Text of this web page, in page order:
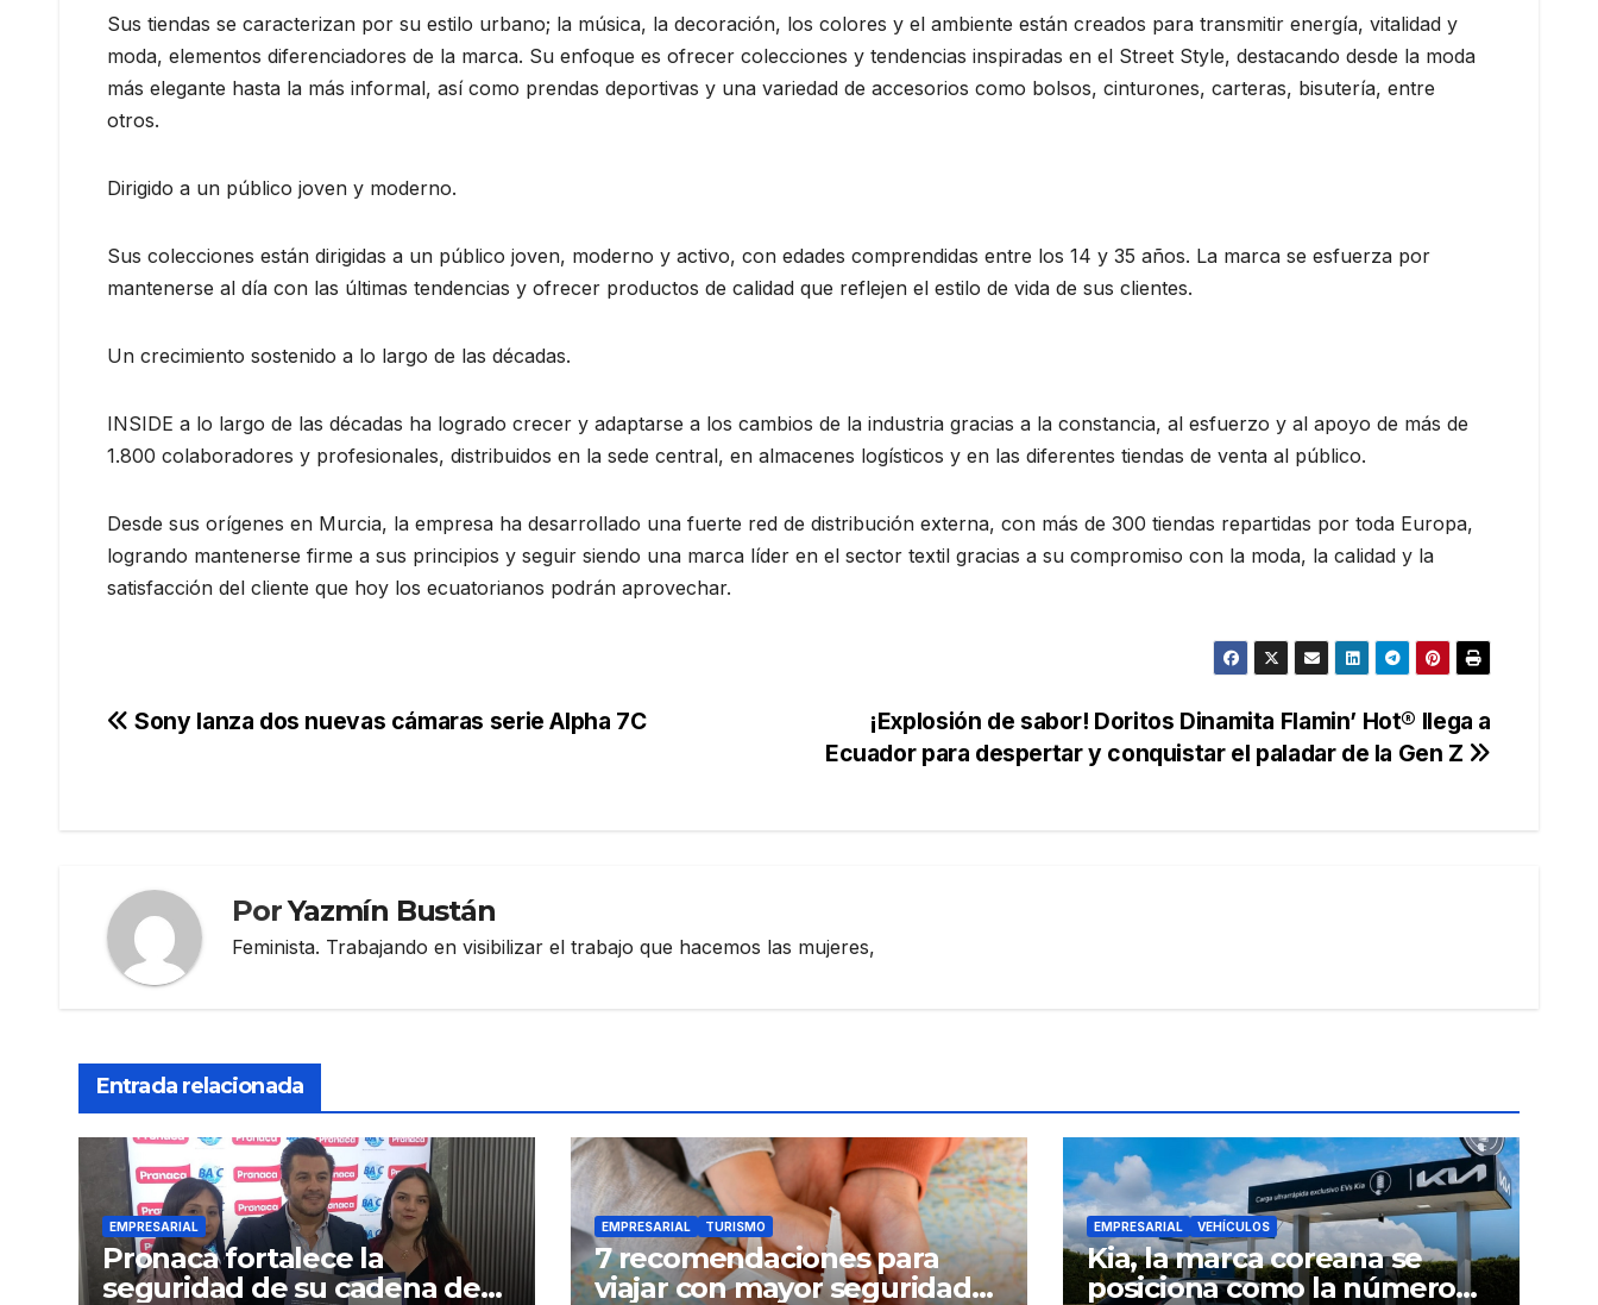
Sus tiendas se caracterizan por su estilo urbano; la música, la decoración, los colores y el ambiente están creados para transmitir energía, vitalidad y
moda, elementos diferenciadores de la marca. Su enfoque es ofrecer colecciones y tendencias inspiradas en el Street Style, destacando desde la moda
más elegante hasta la más informal, así como prendas deportivas y una variedad de accesorios como bolsos, cinturones, carteras, bisutería, entre
otros.
Dirigido a un público joven y moderno.
Sus colecciones están dirigidas a un público joven, moderno y activo, con edades comprendidas entre los 14 y 35 años. La marca se esfuerza por
mantenerse al día con las últimas tendencias y ofrecer productos de calidad que reflejen el estilo de vida de sus clientes.
Un crecimiento sostenido a lo largo de las décadas.
INSIDE a lo largo de las décadas ha logrado crecer y adaptarse a los cambios de la industria gracias a la constancia, al esfuerzo y al apoyo de más de
1.800 colaboradores y profesionales, distribuidos en la sede central, en almacenes logísticos y en las diferentes tiendas de venta al público.
Desde sus orígenes en Murcia, la empresa ha desarrollado una fuerte red de distribución externa, con más de 300 tiendas repartidas por toda Europa,
logrando mantenerse firme a sus principios y seguir siendo una marca líder en el sector textil gracias a su compromiso con la moda, la calidad y la
satisfacción del cliente que hoy los ecuatorianos podrán aprovechar.
Navegación
¡Explosión de sabor! Doritos Dinamita Flamin’ Hot® llega a
Ecuador para despertar y conquistar el paladar de la Gen Z
Sony lanza dos nuevas cámaras serie Alpha 7C
PorYazmín Bustán
Feminista. Trabajando en visibilizar el trabajo que hacemos las mujeres,
Entrada relacionada
EMPRESARIAL
Pronaca fortalece la
seguridad de su cadena de
EMPRESARIAL TURISMO
7 recomendaciones para
viajar con mayor seguridad
EMPRESARIAL VEHÍCULOS
Kia, la marca coreana se
posiciona como la número